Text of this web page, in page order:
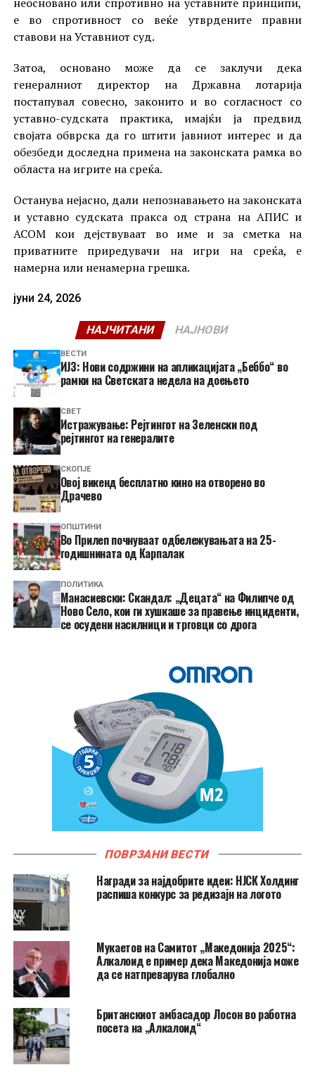
е во спротивност со веќе утврдените правни
ставови на Уставниот суд.
Затоа, основано може да се заклучи дека
генералниот директор на Државна лотарија
постапувал совесно, законито и во согласност со
уставно-судската практика, имајќи ја предвид
својата обврска да го штити јавниот интерес и да
обезбеди доследна примена на законската рамка во
областа на игрите на среќа.
Останува нејасно, дали непознавањето на законската
и уставно судската пракса од страна на АПИС и
АСОМ кои дејствуваат во име и за сметка на
приватните приредувачи на игри на среќа, е
намерна или ненамерна грешка.
јуни 24, 2026
НАЈЧИТАНИ НАЈНОВИ
ВЕСТИ
ИЈЗ: Нови содржини на апликацијата „Беббо“ во
рамки на Светската недела на доењето
СВЕТ
Истражување: Рејтингот на Зеленски под
рејтингот на генералите
СКОПЈЕ
​Овој викенд бесплатно кино на отворено во
Драчево
ОПШТИНИ
Во Прилеп почнуваат одбележувањата на 25-
годишнината од Карпалак
ПОЛИТИКА
Манасиевски: Скандал: „Децата“ на Филипче од
Ново Село, кои ги хушкаше за правење инциденти,
се осудени насилници и трговци со дрога
ПОВРЗАНИ ВЕСТИ
Награди за најдобрите идеи: НЈСК Холдинг
распиша конкурс за редизајн на логото
Мукаетов на Самитот „Македонија 2025“:
Алкалоид е пример дека Македонија може
да се натпреварува глобално
Британскиот амбасадор Лосон во работна
посета на „Алкалоид“